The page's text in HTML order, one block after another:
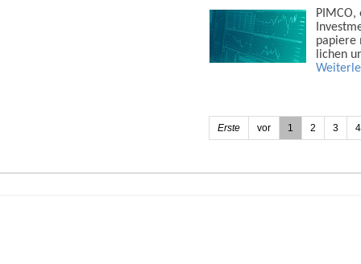
papiere
lichen
Erste vor 1 2 3 4